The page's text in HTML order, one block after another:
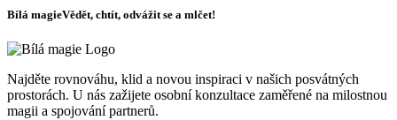
Bílá magieVědět, chtít, odvážit se a mlčet!
Najděte rovnováhu, klid a novou inspiraci v našich posvátných
prostorách. U nás zažijete osobní konzultace zaměřené na milostnou
magii a spojování partnerů.